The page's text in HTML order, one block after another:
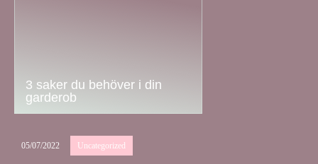
3 saker du behöver i din
garderob
05/07/2022 Uncategorized